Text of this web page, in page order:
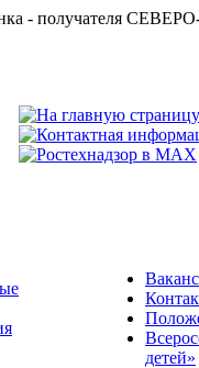
банка -
детей»